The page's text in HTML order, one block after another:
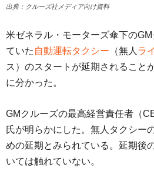
出典：クルーズ社メディア向け資料
米ゼネラル・モーターズ傘下の
ていた 自動運転タクシー （無人 ラ
ス）のスタートが延期されること
に分かった。
GMクルーズの最高経営責任者（
氏が明らかにした。無人タクシー
めの延期とみられている。延期後
いては触れていない。